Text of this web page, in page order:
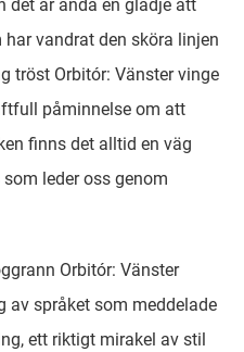
det är ändå en glädje att
vandrat den sköra linjen
tröst Orbitór: Vänster vinge
påminnelse om att
finns det alltid en väg
leder oss genom
Orbitór: Vänster
av språket som meddelade
ett riktigt mirakel av stil